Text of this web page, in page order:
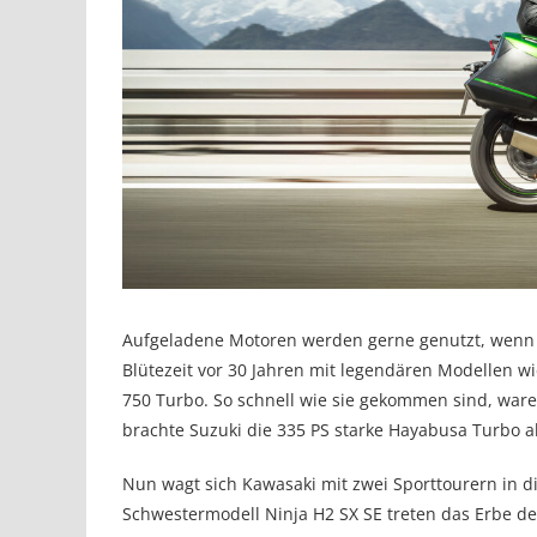
Aufgeladene Motoren werden gerne genutzt,
Blütezeit vor 30 Jahren mit legendären Modellen
750 Turbo. So schnell wie sie gekommen sind,
brachte Suzuki die 335 PS starke Hayabusa Turbo
Nun wagt sich Kawasaki mit zwei Sporttourern in
Schwestermodell Ninja H2 SX SE treten das Erbe